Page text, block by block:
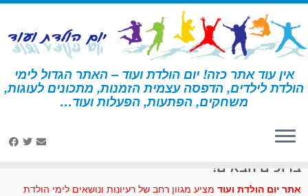
דלג
לתוכן
אין עוד אתר כזה! יום הולדת ועוד – האתר הגדול לימי
הולדת לילדים, הדפסה עצמית הזמנות, מתכונים לעוגות,
משחקים, הפתעות, הפעלות ועוד… דף הבית » עוגת גיטרה
ברוכים הבאים!
אתר יום הולדת ועוד מציע מגוון רחב של רעיונות ונושאים לימי הולדת